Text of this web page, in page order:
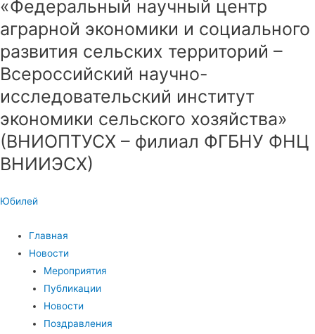
«Федеральный научный центр
аграрной экономики и социального
развития сельских территорий –
Всероссийский научно-
исследовательский институт
экономики сельского хозяйства»
(ВНИОПТУСХ – филиал ФГБНУ ФНЦ
ВНИИЭСХ)
Юбилей
Главная
Новости
Мероприятия
Публикации
Новости
Поздравления